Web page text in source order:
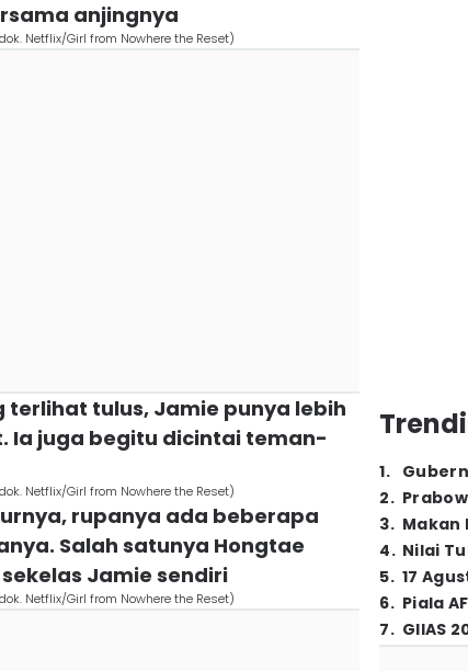
anjingnya
Netflix/Girl from Nowhere the Reset)
terlihat tulus, Jamie punya lebih
Ia juga begitu dicintai teman-
Netflix/Girl from Nowhere the Reset)
rupanya ada beberapa
Salah satunya Hongtae
Jamie sendiri
Netflix/Girl from Nowhere the Reset)
1.
2.
3. Makan
4. Nilai
5. 17
6. Piala
7. GIIAS